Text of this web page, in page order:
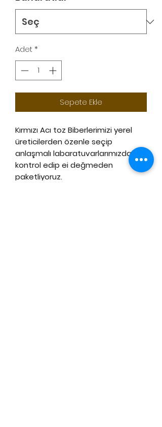
Adet*
Sepete Ekle
Kırmızı Acı toz Biberlerimizi yerel
üreticilerden özenle seçip
anlaşmalı labaratuvarlarımızda
kontrol edip ei değmeden
paketliyoruz.